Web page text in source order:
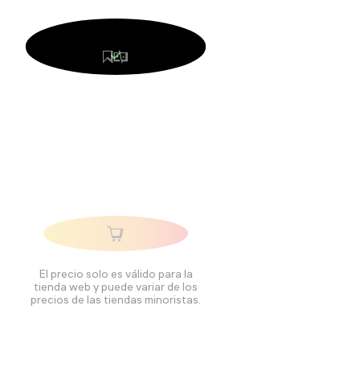
El precio solo es válido para la
tienda web y puede variar de los
precios de las tiendas minoristas.